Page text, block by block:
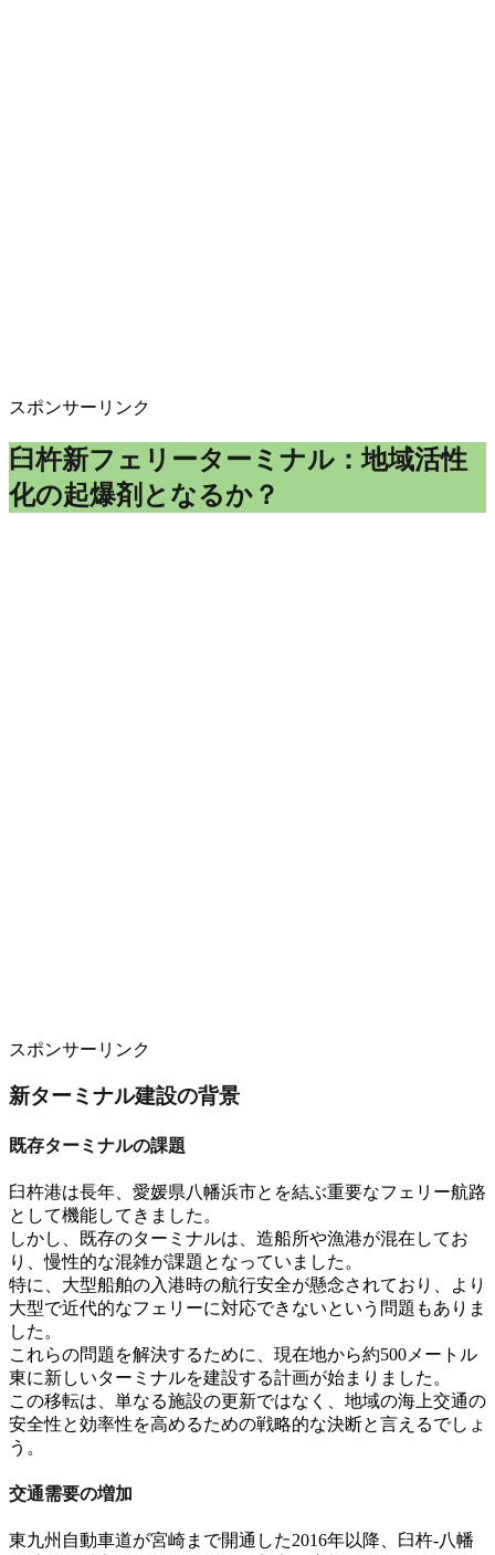
スポンサーリンク
臼杵新フェリーターミナル：地域活性
化の起爆剤となるか？
スポンサーリンク
新ターミナル建設の背景
既存ターミナルの課題
臼杵港は長年、 愛媛県八幡浜市とを結ぶ重要なフェリー航路
として機能してきました 。
しかし、既存のターミナルは、 造船所や漁港が混在 してお
り、慢性的な混雑が課題となっていました 。
特に、 大型船舶の入港時の航行安全が懸念されており、より
大型で近代的なフェリーに対応できないという問題もありま
した 。
これらの問題を解決するために、 現在地から約500メートル
東に新しいターミナルを建設する計画が始まりました 。
この移転は、単なる施設の更新ではなく、 地域の海上交通の
安全性と効率性を高めるための戦略的な決断と言えるでしょ
う。
交通需要の増加
東九州自動車道が宮崎まで開通した2016年以降、臼杵-八幡